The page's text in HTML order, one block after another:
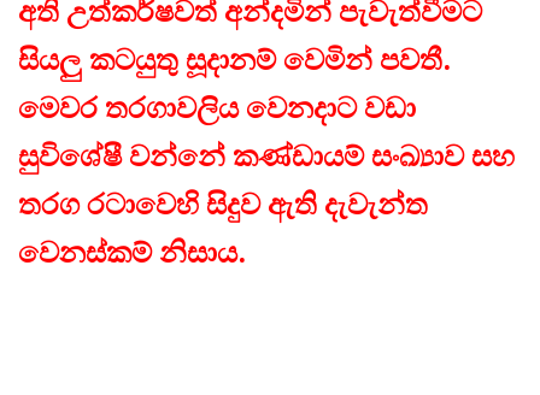
අති උත්කර්ෂවත් අන්දමින් පැවැත්වීමට
සියලු කටයුතු සූදානම් වෙමින් පවතී.
මෙවර තරගාවලිය වෙනදාට වඩා
සුවිශේෂී වන්නේ කණ්ඩායම් සංඛ්‍යාව සහ
තරග රටාවෙහි සිදුව ඇති දැවැන්ත
වෙනස්කම් නිසාය.